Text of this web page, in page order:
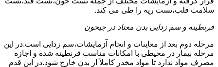
سلامت قلب،تست ریه را طی می کند.
قرنطینه و سم زدایی بدن معتاد در جیحون
مرحله دوم بعد از معاینات و انجام آزمایشات،سم زدایی است.در این
مرحله بیمار در محیطی با امکانات مناسب قرنطینه شده و اجازه
مصرف مواد ندارد تا مواد مخدر کاملاً از بدن خارج شود.در این قدم